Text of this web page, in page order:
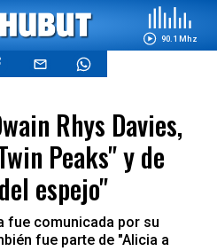
90.1 Mhz
Rhys Davies,
Peaks" y de
espejo"
fue comunicada por su
fue parte de "Alicia a